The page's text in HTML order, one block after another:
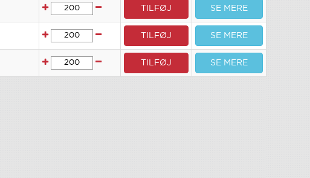
TILFØJ SE MERE
TILFØJ SE MERE
TILFØJ SE MERE